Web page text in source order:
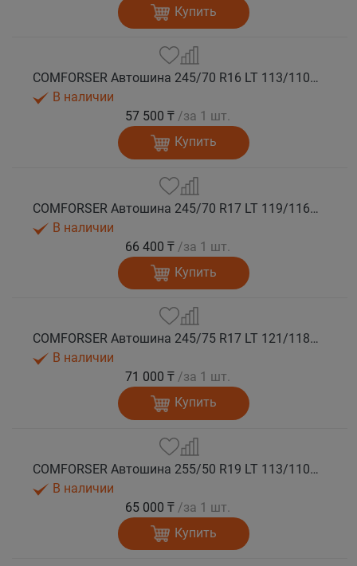
Купить
COMFORSER Автошина 245/70 R16 LT 113/110S CF1100 8PR RWL лето
В наличии
57 500 ₸ /за 1 шт.
Купить
COMFORSER Автошина 245/70 R17 LT 119/116S CF1100 10PR RWL лето
В наличии
66 400 ₸ /за 1 шт.
Купить
COMFORSER Автошина 245/75 R17 LT 121/118S CF1100 10PR RWL лето
В наличии
71 000 ₸ /за 1 шт.
Купить
COMFORSER Автошина 255/50 R19 LT 113/110S CF1100 RWL лето
В наличии
65 000 ₸ /за 1 шт.
Купить